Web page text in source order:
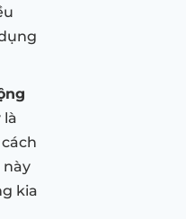
là
kia